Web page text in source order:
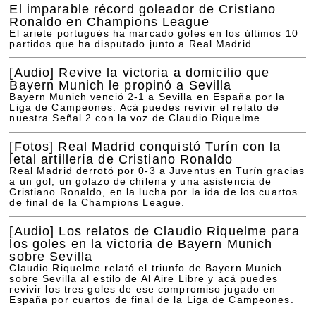
El imparable récord goleador de Cristiano
Ronaldo en Champions League
El ariete portugués ha marcado goles en los últimos 10
partidos que ha disputado junto a Real Madrid.
[Audio] Revive la victoria a domicilio que
Bayern Munich le propinó a Sevilla
Bayern Munich venció 2-1 a Sevilla en España por la
Liga de Campeones. Acá puedes revivir el relato de
nuestra Señal 2 con la voz de Claudio Riquelme.
[Fotos] Real Madrid conquistó Turín con la
letal artillería de Cristiano Ronaldo
Real Madrid derrotó por 0-3 a Juventus en Turín gracias
a un gol, un golazo de chilena y una asistencia de
Cristiano Ronaldo, en la lucha por la ida de los cuartos
de final de la Champions League.
[Audio] Los relatos de Claudio Riquelme para
los goles en la victoria de Bayern Munich
sobre Sevilla
Claudio Riquelme relató el triunfo de Bayern Munich
sobre Sevilla al estilo de Al Aire Libre y acá puedes
revivir los tres goles de ese compromiso jugado en
España por cuartos de final de la Liga de Campeones.